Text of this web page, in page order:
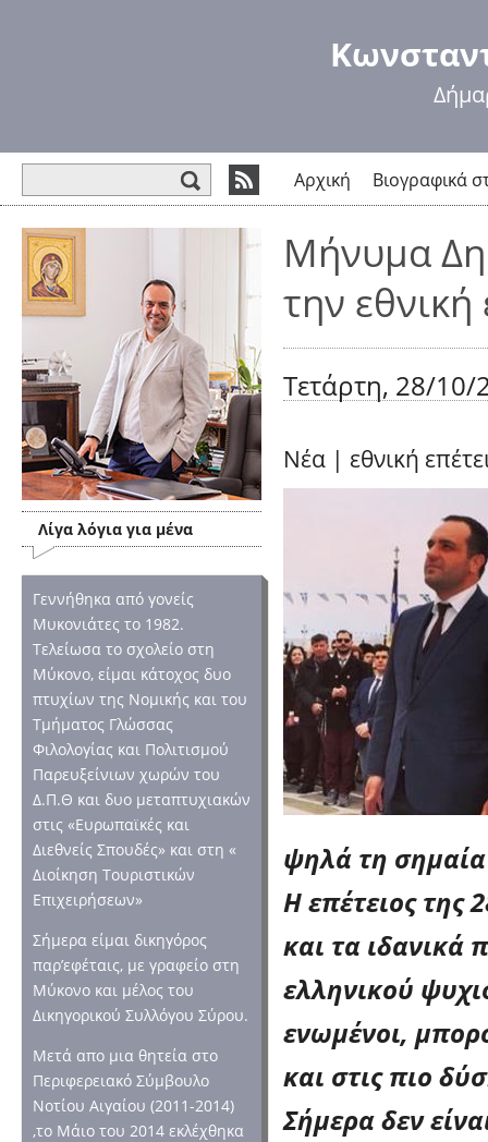
Αρχική Βιογραφικά
Λίγα λόγια για μένα
Γεννήθηκα από γονείς
Μυκονιάτες το 1982.
Τελείωσα το σχολείο στη
Μύκονο, είμαι κάτοχος δυο
πτυχίων της Νομικής και του
Τμήματος Γλώσσας
Φιλολογίας και Πολιτισμού
Παρευξείνιων χωρών του
Δ.Π.Θ και δυο μεταπτυχιακών
στις «Ευρωπαϊκές και
Διεθνείς Σπουδές» και στη «
Διοίκηση Τουριστικών
Επιχειρήσεων»
Σήμερα είμαι δικηγόρος
παρ’εφέταις, με γραφείο στη
Μύκονο και μέλος του
Δικηγορικού Συλλόγου Σύρου.
Μετά απο μια θητεία στο
Περιφερειακό Σύμβουλο
Νοτίου Αιγαίου (2011-2014)
,το Μάιο του 2014 εκλέχθηκα
Μήνυμα
την
Τετάρτη, 28/10/
Νέα | εθνική
ψηλά τη σημαία
Η επέτειος της
και τα ιδανικά
ελληνικού
ενωμένοι,
και στις πιο
Σήμερα δεν